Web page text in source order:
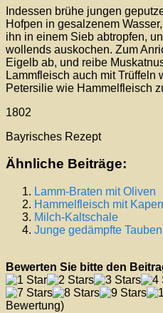
Indessen brühe jungen
Hofpen in gesalzenem
ihn in einem Sieb abtropfen,
wollends auskochen. Zum
Eigelb ab, und reibe
Lammfleisch auch mit
Petersilie wie Hammelfleisch
1802
Bayrisches Rezept
Ähnliche Beiträge:
Lamm-Braten mit Oliven
Hammelfleisch mit
Milch-Kaltschale
Junge gedämpfte Tauben
Bewerten Sie bitte den
Bewertung)